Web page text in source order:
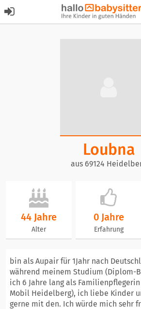
Loubna
aus 69124
44 Jahre
Alter
0 Jahre
Erfahrung
bin als Aupair für 1Jahr nach
während meinem Studium (Diplom-
ich 6 Jahre lang als
Mobil Heidelberg), ich liebe Kinder
gerne mit den. Ich würde mich sehr